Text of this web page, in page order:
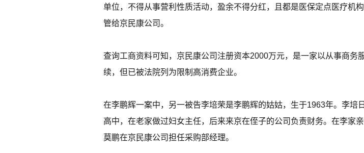
单位，不得从事营利性质活动，盈余不得分红，且都是医保定点医疗机
管给京民康公司。
查询工商资料可知，京民康公司注册资本2000万元，是一家以从事商
续，但已被法院列为限制高消费企业。
在李鹏辉一案中，另一被告李培荣是李鹏辉的姑姑，生于1963年。李
高中，在老家做过妇女主任，后来来京在侄子的公司负责财务。在李家
莫鹏在京民康公司担任采购部经理。